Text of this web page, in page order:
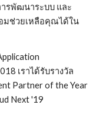
รพัฒนาระบบ และ
อมช่วยเหลือคุณได้ใน
เราได้รับรางวัล
Partner of the Year
Next '19